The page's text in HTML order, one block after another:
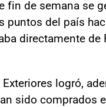
fin de semana se
del país
directamente
logró,
sido comprados